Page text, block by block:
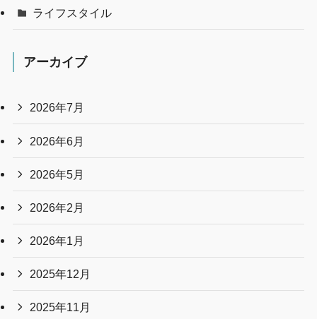
ライフスタイル
アーカイブ
2026年7月
2026年6月
2026年5月
2026年2月
2026年1月
2025年12月
2025年11月